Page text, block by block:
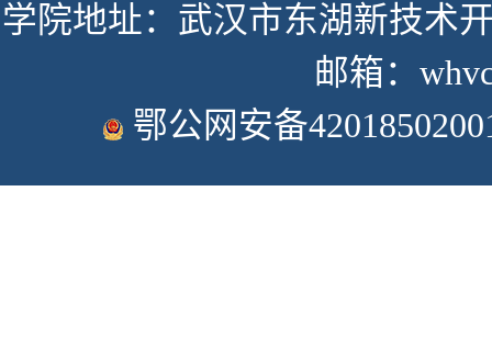
学院地址：武汉市东湖新技
邮箱：
鄂公网安备